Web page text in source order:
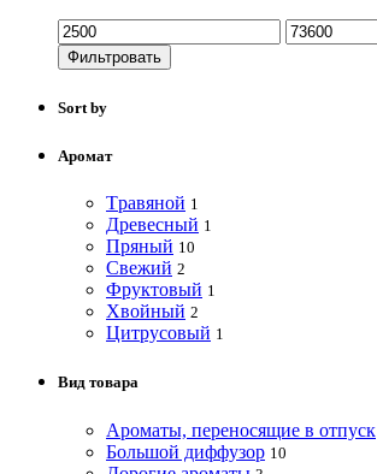
Фильтровать
Sort by
Аромат
Tравяной 1
Древесный 1
Пряный 10
Свежий 2
Фруктовый 1
Хвойный 2
Цитрусовый 1
Вид товара
Ароматы, переносящие в отпуск
Большой диффузор 10